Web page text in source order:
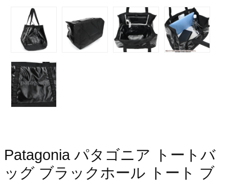
Patagonia パタゴニア トートバ
ッグ ブラックホール トート ブ